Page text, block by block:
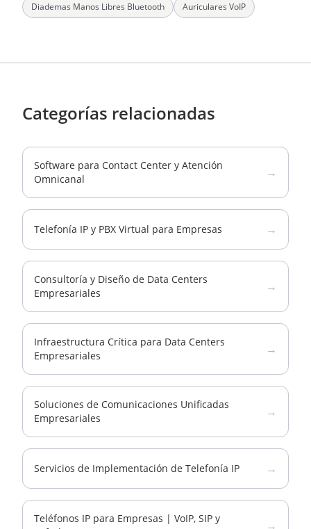
Diademas Manos Libres Bluetooth
Auriculares VoIP
Categorías relacionadas
Software para Contact Center y Atención
Omnicanal
→
Telefonía IP y PBX Virtual para Empresas →
Consultoría y Diseño de Data Centers
Empresariales
→
Infraestructura Crítica para Data Centers
Empresariales
→
Soluciones de Comunicaciones Unificadas
Empresariales
→
Servicios de Implementación de Telefonía IP →
Teléfonos IP para Empresas | VoIP, SIP y
→